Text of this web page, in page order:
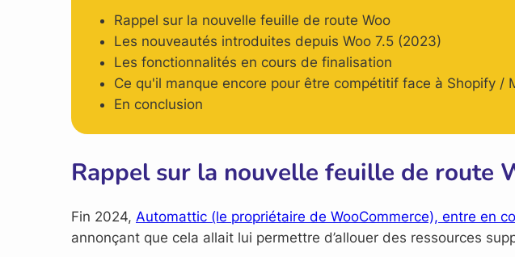
Rappel sur la nouvelle feuille de route Woo
Les nouveautés introduites depuis Woo 7.5 (2023)
Les fonctionnalités en cours de finalisation
Ce qu'il manque encore pour être compétitif face à Shopify /
En conclusion
Rappel sur la nouvelle feuille de route
Fin 2024, Automattic (le propriétaire de WooCommerce), entre en
annonçant que cela allait lui permettre d’allouer des ressources